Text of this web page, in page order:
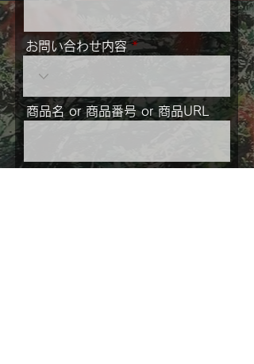
お問い合わせ内容
商品名 or 商品番号 or 商品URL